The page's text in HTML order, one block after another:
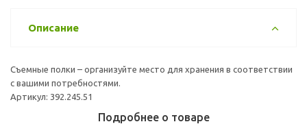
Описание
Съемные полки – организуйте место для хранения в соответствии
с вашими потребностями.
Артикул: 392.245.51
Подробнее о товаре